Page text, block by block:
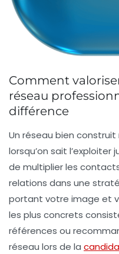
Comment
réseau
différence
Un réseau bien
lorsqu’on sait
de multiplier les
relations dans une
portant votre image et
les plus concrets
références ou
réseau lors de la